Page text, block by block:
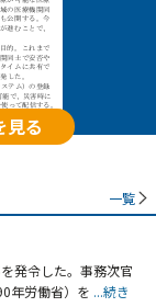
見る
一覧
発令した。事務次官
年労働省）を ...続き